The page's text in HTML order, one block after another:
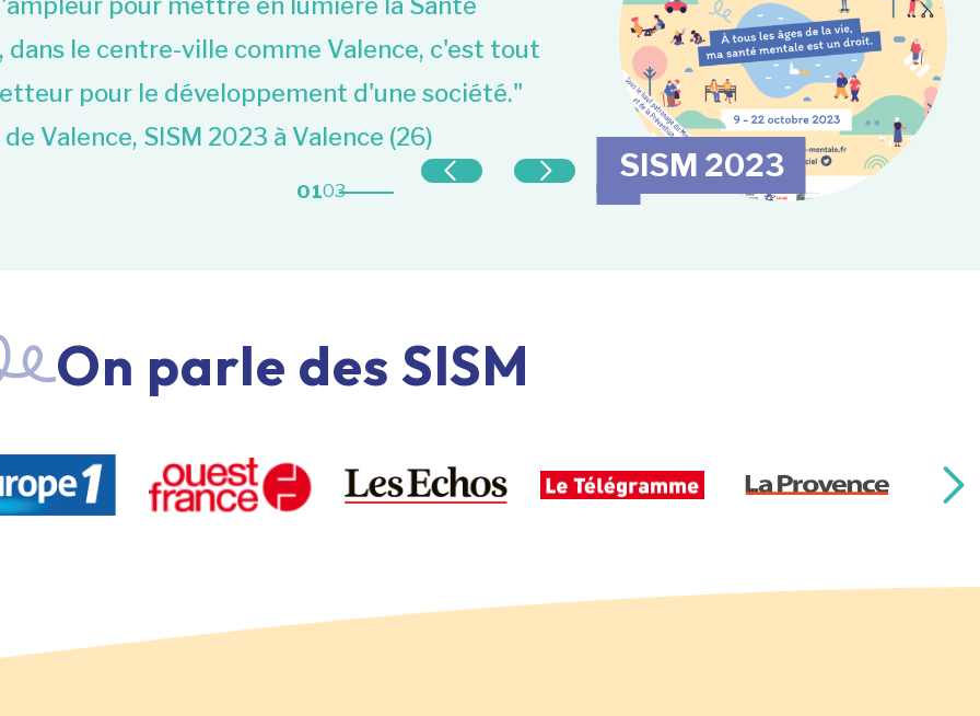
dans le centre-ville comme Valence, c'est tout
pour le développement d'une société."
Valence, SISM 2023 à Valence (26)
Béatrice, adhérente du GEM La
0103
SISM 2023
On parle des SISM